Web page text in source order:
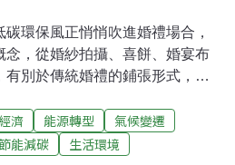
環保風正悄悄吹進婚禮場合，
念，從婚紗拍攝、喜餅、婚宴布
別於傳統婚禮的鋪張形式，愈
，桃園縣包辦3對，環保局長陳
9000對新人結婚，以每場婚禮
濟 能源轉型
氣候變遷
能減碳 生活環境